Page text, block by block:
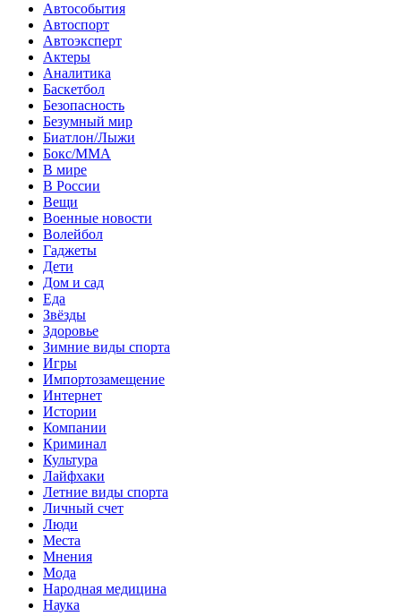
Автособытия
Автоспорт
Автоэксперт
Актеры
Аналитика
Баскетбол
Безопасность
Безумный мир
Биатлон/Лыжи
Бокс/MMA
В мире
В России
Вещи
Военные новости
Волейбол
Гаджеты
Дети
Дом и сад
Еда
Звёзды
Здоровье
Зимние виды спорта
Игры
Импортозамещение
Интернет
Истории
Компании
Криминал
Культура
Лайфхаки
Летние виды спорта
Личный счет
Люди
Места
Мнения
Мода
Народная медицина
Наука